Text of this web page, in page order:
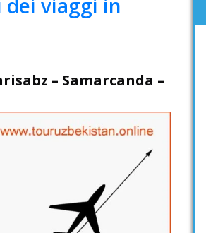
viaggi in
– Samarcanda –